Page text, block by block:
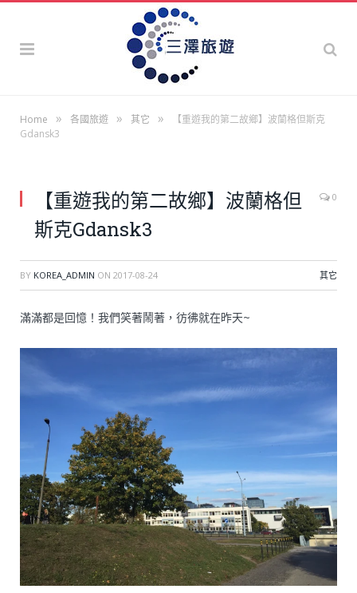
Home » 各國旅遊 » 其它 »
【重遊我的第二故鄉】波蘭格但斯克
Gdansk3
【重遊我的第二故鄉】波蘭格但
斯克Gdansk3
0
BY KOREA_ADMIN ON 2017-08-24 其它
滿滿都是回憶！我們笑著鬧著，彷彿就在昨天~